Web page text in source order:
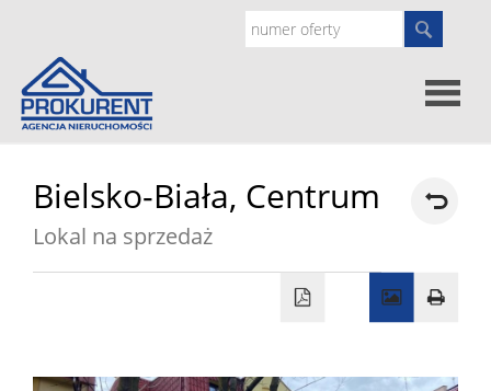
główna
prawne
O
Bielsko-Biała, Centrum
Lokal na sprzedaż